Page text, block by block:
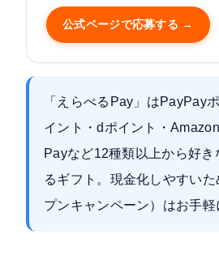
公式ページで応募する →
「えらべるPay」はPayPay
イント・dポイント・
Payなど12種類以上から好き
るギフト。現金化しやすい
プンキャンペーン）はお手軽